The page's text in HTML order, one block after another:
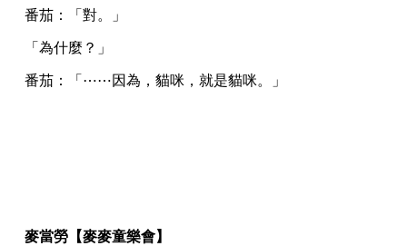
番茄：「對。」
「為什麼？」
番茄：「⋯⋯因為，貓咪，就是貓咪。」
麥當勞【麥麥童樂會】